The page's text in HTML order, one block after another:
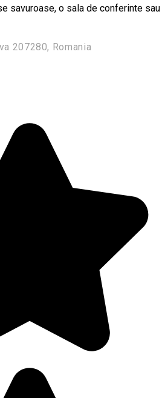
savuroase, o sala de conferinte sau
207280, Romania